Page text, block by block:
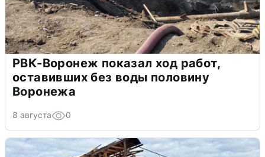
РВК-Воронеж показал ход работ,
оставивших без воды половину
Воронежа
8 августа 0